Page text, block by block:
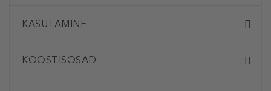
KASUTAMINE
KOOSTISOSAD